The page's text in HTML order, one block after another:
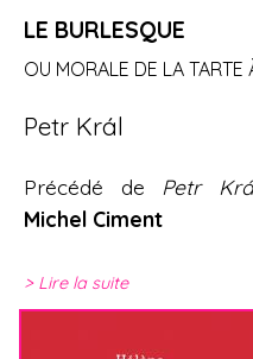
LE BURLESQUE
OU MORALE DE LA TARTE
Petr Král
Précédé de Petr
Michel Ciment
Lire la suite